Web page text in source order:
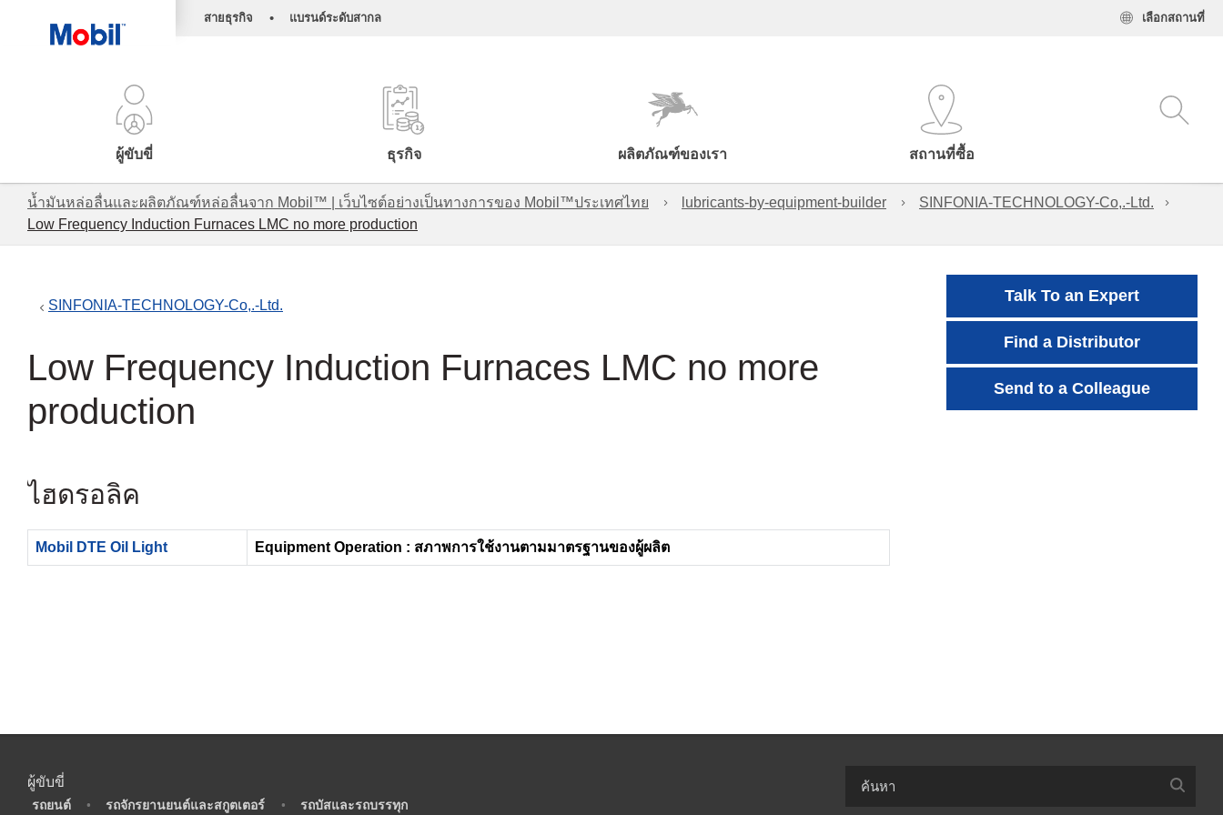
สายธุรกิจ • แบรนด์ระดับสากล เลือกสถานที่
ผู้ขับขี่ ธุรกิจ ผลิตภัณฑ์ของเรา สถานที่ซื้อ
น้ำมันหล่อลื่นและผลิตภัณฑ์หล่อลื่นจาก Mobil™ | เว็บไซต์อย่างเป็นทางการของ Mobil™ประเทศไทย lubricants-by-equipment-builder
SINFONIA-TECHNOLOGY-Co,.-Ltd.
Low Frequency Induction Furnaces LMC no more production
SINFONIA-TECHNOLOGY-Co,.-Ltd.
Low Frequency Induction Furnaces LMC no more
production
ไฮดรอลิค
Mobil DTE Oil Light Equipment Operation : สภาพการใช้งานตามมาตรฐานของผู้ผลิต
Talk To an Expert
Find a Distributor
Send to a Colleague
ผู้ขับขี่
รถยนต์ • รถจักรยานยนต์และสกูตเตอร์ • รถบัสและรถบรรทุก